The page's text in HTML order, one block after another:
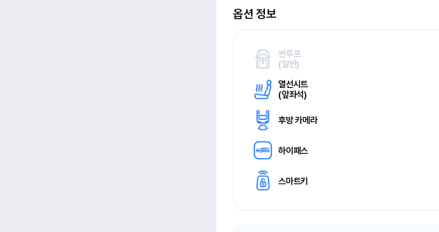
옵션 정보
썬루프
(일반)
열선시트
(앞좌석)
후방 카메라
하이패스
스마트키